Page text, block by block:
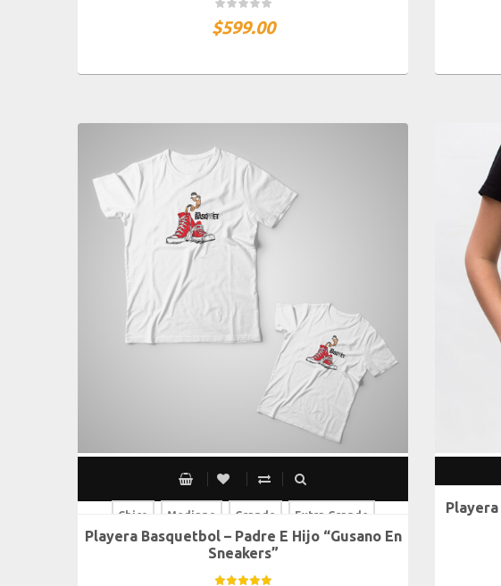
$599.00
Chico Mediano Grande Extra Grande
Chico Mediano Grande Extra Grande
Playera Basquetbol – Padre E Hijo “Gusano En
Sneakers”